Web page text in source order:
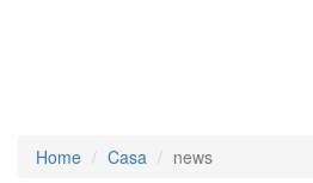
Home Casa news